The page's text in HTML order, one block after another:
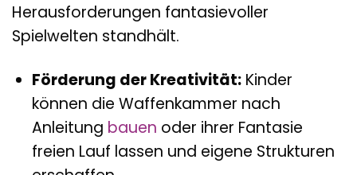
Herausforderungen fantasievoller
Spielwelten standhält.
Förderung der Kreativität:Kinder
können die Waffenkammer nach
Anleitung bauen oder ihrer Fantasie
freien Lauf lassen und eigene Strukturen